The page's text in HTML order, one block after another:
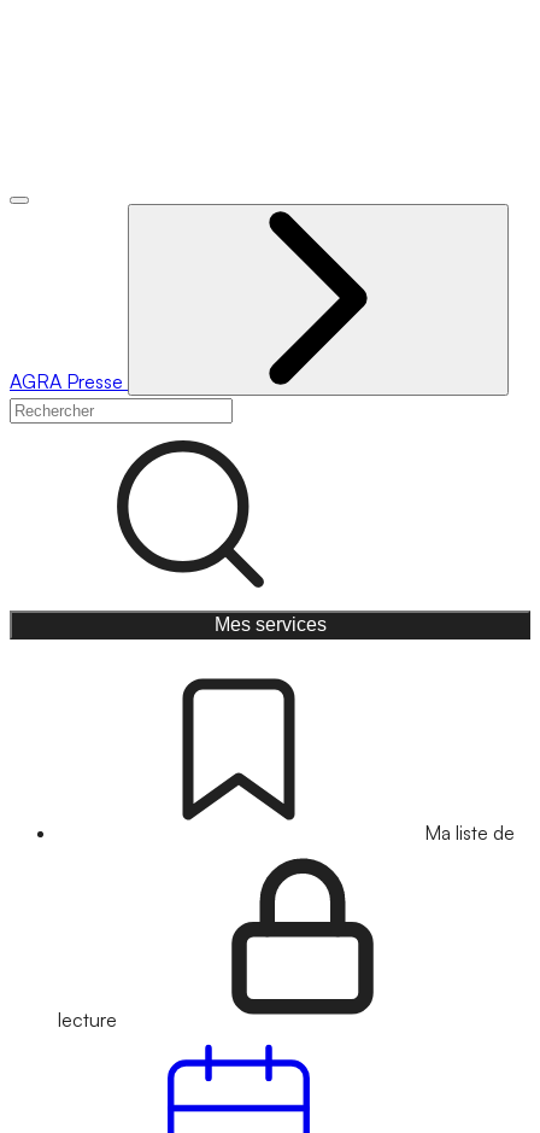
AGRA Presse
Mes services
Ma liste de
lecture